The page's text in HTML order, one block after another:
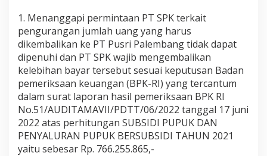
a
r
1. Menanggapi permintaan PT SPK terkait
pengurangan jumlah uang yang harus
dikembalikan ke PT Pusri Palembang tidak dapat
dipenuhi dan PT SPK wajib mengembalikan
kelebihan bayar tersebut sesuai keputusan Badan
pemeriksaan keuangan (BPK-RI) yang tercantum
dalam surat laporan hasil pemeriksaan BPK RI
No.51/AUDITAMAVII/PDTT/06/2022 tanggal 17 juni
2022 atas perhitungan SUBSIDI PUPUK DAN
PENYALURAN PUPUK BERSUBSIDI TAHUN 2021
yaitu sebesar Rp. 766.255.865,-